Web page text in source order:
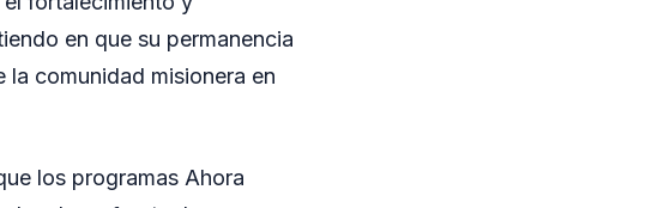
en que su permanencia
comunidad misionera en
los programas Ahora